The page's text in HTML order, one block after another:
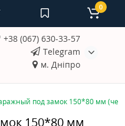
+38 (067) 630-33-57
Telegram
м. Дніпро
0
под замок 150*80 мм
150*80 мм